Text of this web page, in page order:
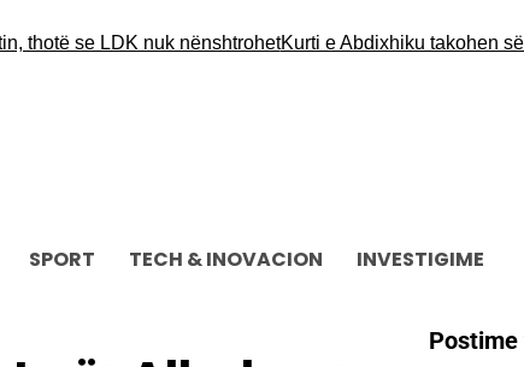
se LDK nuk nënshtrohetKurti e Abdixhiku takohen sërish
SPORT TECH & INOVACION INVESTIGIME